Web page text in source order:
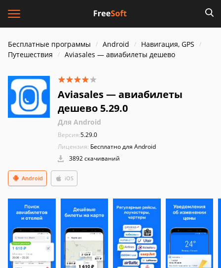
Бесплатные программы Android
Навигация, GPS
Путешествия
Aviasales — авиабилеты дешево
Aviasales — авиабилеты
дешево 5.29.0
Для Android
Версия:5.29.0
Лицензия: Бесплатно для Android
3892 скачиваний
Android iOS